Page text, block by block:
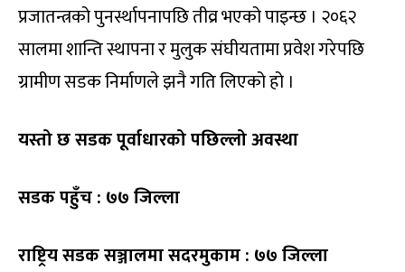
प्रजातन्त्रको पुनर्स्थापनापछि तीव्र भएको पाइन्छ । २०६२
सालमा शान्ति स्थापना र मुलुक संघीयतामा प्रवेश गरेपछि
ग्रामीण सडक निर्माणले झनै गति लिएको हो ।
यस्तो छ सडक पूर्वाधारको पछिल्लो अवस्था
सडक पहुँच : ७७ जिल्ला
राष्ट्रिय सडक सञ्जालमा सदरमुकाम : ७७ जिल्ला